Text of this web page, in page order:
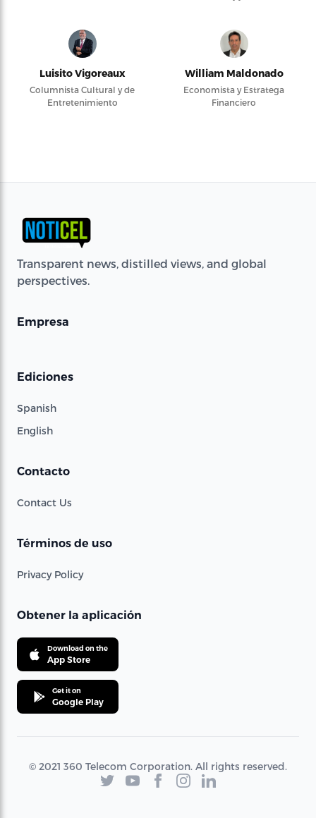
Luisito Vigoreaux
Columnista Cultural y de
Entretenimiento
William Maldonado
Economista y Estratega
Financiero
Transparent news, distilled views, and global
perspectives.
Empresa
Ediciones
Spanish
English
Contacto
Contact Us
Términos de uso
Privacy Policy
Obtener la aplicación
Download on the
App Store
Get it on
Google Play
© 2021 360 Telecom Corporation. All rights reserved.